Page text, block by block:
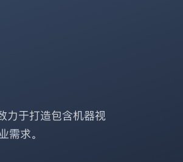
力于打造包含机器视
求。